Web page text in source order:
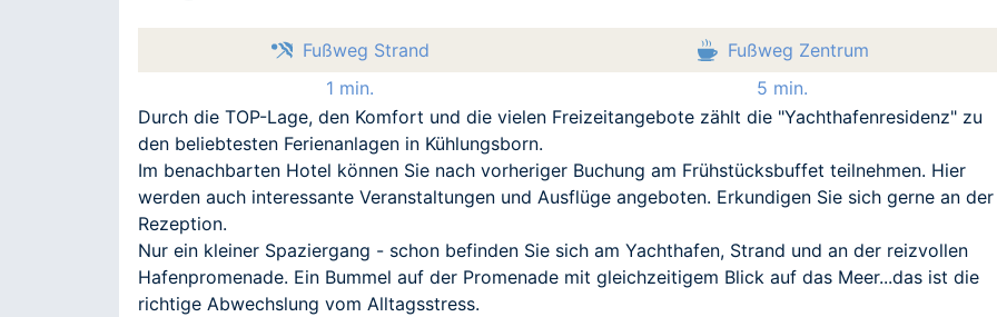
Fußweg Strand
1 min.
Fußweg Zentrum
5 min.
Durch die TOP-Lage, den Komfort und die vielen Freizeitangebote zählt die "Yachthafenresidenz" zu
den beliebtesten Ferienanlagen in Kühlungsborn.
Im benachbarten Hotel können Sie nach vorheriger Buchung am Frühstücksbuffet teilnehmen. Hier
werden auch interessante Veranstaltungen und Ausflüge angeboten. Erkundigen Sie sich gerne an der
Rezeption.
Nur ein kleiner Spaziergang - schon befinden Sie sich am Yachthafen, Strand und an der reizvollen
Hafenpromenade. Ein Bummel auf der Promenade mit gleichzeitigem Blick auf das Meer...das ist die
richtige Abwechslung vom Alltagsstress.